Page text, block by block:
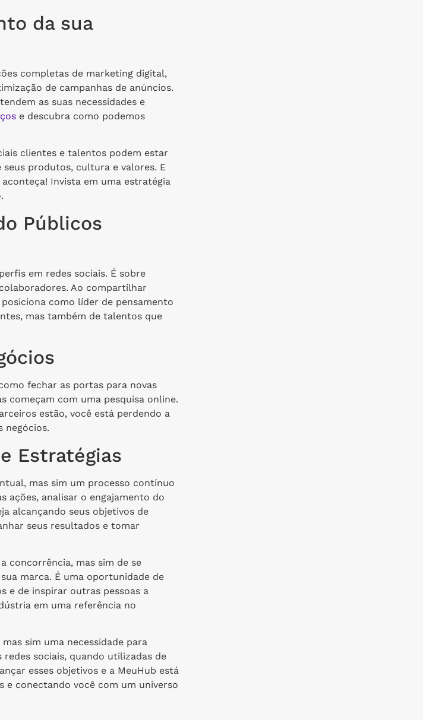
da sua
completas de marketing digital,
de campanhas de anúncios.
as suas necessidades e
e descubra como podemos
clientes e talentos podem estar
produtos, cultura e valores. E
Invista em uma estratégia
Públicos
em redes sociais. É sobre
Ao compartilhar
como líder de pensamento
mas também de talentos que
fechar as portas para novas
começam com uma pesquisa online.
estão, você está perdendo a
negócios.
Estratégias
mas sim um processo contínuo
ações, analisar o engajamento do
alcançando seus objetivos de
seus resultados e tomar
concorrência, mas sim de se
marca. É uma oportunidade de
e de inspirar outras pessoas a
em uma referência no
sim uma necessidade para
sociais, quando utilizadas de
esses objetivos e a MeuHub está
e conectando você com um universo